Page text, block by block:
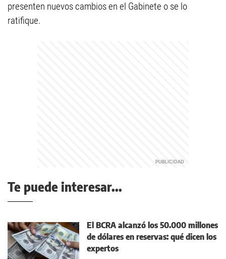
presenten nuevos cambios en el Gabinete o se lo
ratifique.
Te puede interesar...
El BCRA alcanzó los 50.000 millones
de dólares en reservas: qué dicen los
expertos